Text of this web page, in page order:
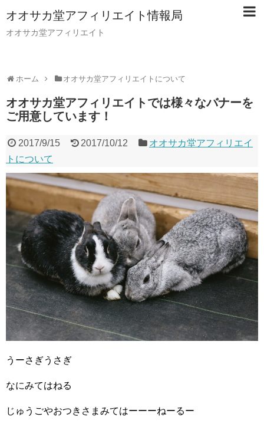
オオサカ堂アフィリエイト情報局
オオサカ堂アフィリエイト
ホーム オオサカ堂アフィリエイトについて
オオサカ堂アフィリエイトでは様々なバナーを
ご用意しています！
2017/9/15 2017/10/12
オオサカ堂アフィリエイ
トについて
うーさぎうさぎ
なにみてはねる
じゅうごやおつきさまみてはーーーねーるー